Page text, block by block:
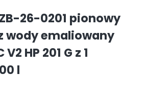
ZB-26-0201 pionowy
wody emaliowany
V2 HP 201 G z 1
l